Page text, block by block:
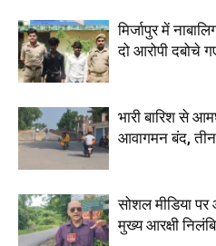
मिर्जापुर में
दो आरोपी दबोचे
भारी बारिश से
आवागमन बंद, तीन
सोशल मीडिया
मुख्य आरक्षी